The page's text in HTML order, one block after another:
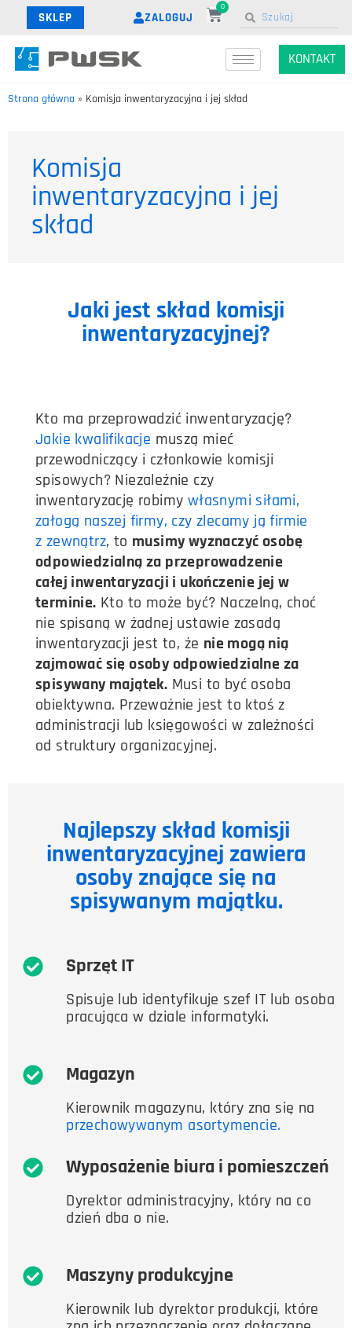
SKLEP ZALOGUJ
0
KONTAKT
Strona główna » Komisja inwentaryzacyjna i jej skład
Komisja
inwentaryzacyjna i jej
skład
Jaki jest skład komisji
inwentaryzacyjnej?
Kto ma przeprowadzić inwentaryzację?
Jakie kwalifikacje muszą mieć
przewodniczący i członkowie komisji
spisowych? Niezależnie czy
inwentaryzację robimy własnymi siłami,
załogą naszej firmy, czy zlecamy ją firmie
z zewnątrz, to musimy wyznaczyć osobę
odpowiedzialną za przeprowadzenie
całej inwentaryzacji i ukończenie jej w
terminie. Kto to może być? Naczelną, choć
nie spisaną w żadnej ustawie zasadą
inwentaryzacji jest to, że nie mogą nią
zajmować się osoby odpowiedzialne za
spisywany majątek. Musi to być osoba
obiektywna. Przeważnie jest to ktoś z
administracji lub księgowości w zależności
od struktury organizacyjnej.
Najlepszy skład komisji
inwentaryzacyjnej zawiera
osoby znające się na
spisywanym majątku.
Sprzęt IT
Spisuje lub identyfikuje szef IT lub osoba
pracująca w dziale informatyki.
Magazyn
Kierownik magazynu, który zna się na
przechowywanym asortymencie.
Wyposażenie biura i pomieszczeń
Dyrektor administracyjny, który na co
dzień dba o nie.
Maszyny produkcyjne
Kierownik lub dyrektor produkcji, które